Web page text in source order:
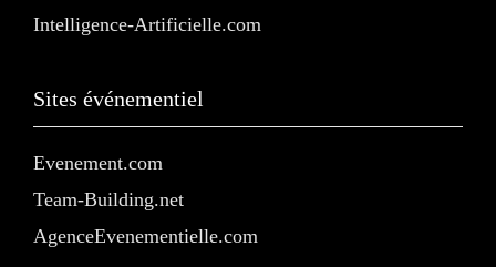
Intelligence-Artificielle.com
Sites événementiel
Evenement.com
Team-Building.net
AgenceEvenementielle.com